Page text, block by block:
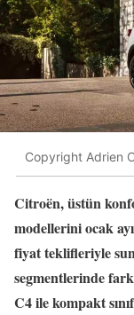
Copyright Adrien
Citroën, üstün
modellerini ocak
fiyat teklifleriyle
segmentlerinde
C4 ile kompakt